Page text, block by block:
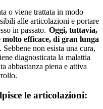
o viene trattata in modo
alle articolazioni e portare
in passato. Oggi, tuttavia,
efficace, di gran lunga
. Sebbene non esista una cura,
diagnosticata la malattia
abbastanza piena e attiva
le articolazioni: